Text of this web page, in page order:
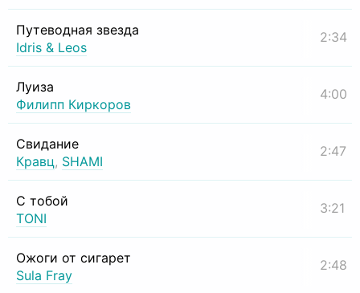
Путеводная звезда
Idris & Leos
2:34
Луиза
Филипп Киркоров
4:00
Свидание
Кравц, SHAMI
2:47
С тобой
TONI
3:21
Ожоги от сигарет
Sula Fray
2:48